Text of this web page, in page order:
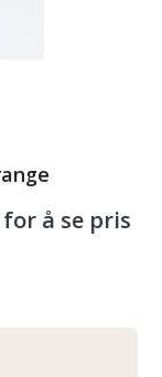
å se pris